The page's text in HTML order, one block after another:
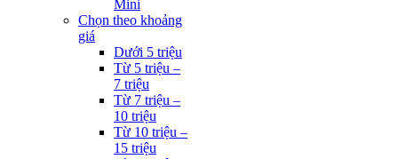
Mini
Chọn theo khoảng
giá
Dưới 5 triệu
Từ 5 triệu –
7 triệu
Từ 7 triệu –
10 triệu
Từ 10 triệu –
15 triệu